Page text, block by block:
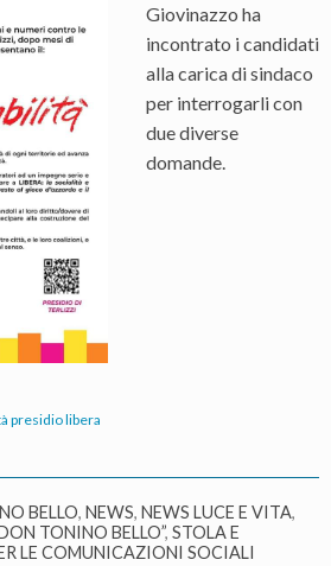
Giovinazzo ha
incontrato i candidati
alla carica di sindaco
per interrogarli con
due diverse
domande.
presidio libera
BELLO, NEWS, NEWS LUCE E VITA,
TONINO BELLO”, STOLA E
LE COMUNICAZIONI SOCIALI